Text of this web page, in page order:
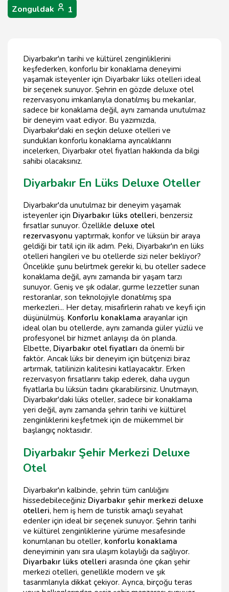
Zonguldak 1
Diyarbakır'ın tarihi ve kültürel zenginliklerini
keşfederken, konforlu bir konaklama deneyimi
yaşamak isteyenler için Diyarbakır lüks otelleri ideal
bir seçenek sunuyor. Şehrin en gözde deluxe otel
rezervasyonu imkanlarıyla donatılmış bu mekanlar,
sadece bir konaklama değil, aynı zamanda unutulmaz
bir deneyim vaat ediyor. Bu yazımızda,
Diyarbakır'daki en seçkin deluxe otelleri ve
sundukları konforlu konaklama ayrıcalıklarını
incelerken, Diyarbakır otel fiyatları hakkında da bilgi
sahibi olacaksınız.
Diyarbakır En Lüks Deluxe Oteller
Diyarbakır'da unutulmaz bir deneyim yaşamak
isteyenler için Diyarbakır lüks otelleri, benzersiz
fırsatlar sunuyor. Özellikle deluxe otel
rezervasyonu yaptırmak, konfor ve lüksün bir araya
geldiği bir tatil için ilk adım. Peki, Diyarbakır'ın en lüks
otelleri hangileri ve bu otellerde sizi neler bekliyor?
Öncelikle şunu belirtmek gerekir ki, bu oteller sadece
konaklama değil, aynı zamanda bir yaşam tarzı
sunuyor. Geniş ve şık odalar, gurme lezzetler sunan
restoranlar, son teknolojiyle donatılmış spa
merkezleri... Her detay, misafirlerin rahatı ve keyfi için
düşünülmüş. Konforlu konaklama arayanlar için
ideal olan bu otellerde, aynı zamanda güler yüzlü ve
profesyonel bir hizmet anlayışı da ön planda.
Elbette, Diyarbakır otel fiyatları da önemli bir
faktör. Ancak lüks bir deneyim için bütçenizi biraz
artırmak, tatilinizin kalitesini katlayacaktır. Erken
rezervasyon fırsatlarını takip ederek, daha uygun
fiyatlarla bu lüksün tadını çıkarabilirsiniz. Unutmayın,
Diyarbakır'daki lüks oteller, sadece bir konaklama
yeri değil, aynı zamanda şehrin tarihi ve kültürel
zenginliklerini keşfetmek için de mükemmel bir
başlangıç noktasıdır.
Diyarbakır Şehir Merkezi Deluxe
Otel
Diyarbakır'ın kalbinde, şehrin tüm canlılığını
hissedebileceğiniz Diyarbakır şehir merkezi deluxe
otelleri, hem iş hem de turistik amaçlı seyahat
edenler için ideal bir seçenek sunuyor. Şehrin tarihi
ve kültürel zenginliklerine yürüme mesafesinde
konumlanan bu oteller, konforlu konaklama
deneyiminin yanı sıra ulaşım kolaylığı da sağlıyor.
Diyarbakır lüks otelleri arasında öne çıkan şehir
merkezi otelleri, genellikle modern ve şık
tasarımlarıyla dikkat çekiyor. Ayrıca, birçoğu teras